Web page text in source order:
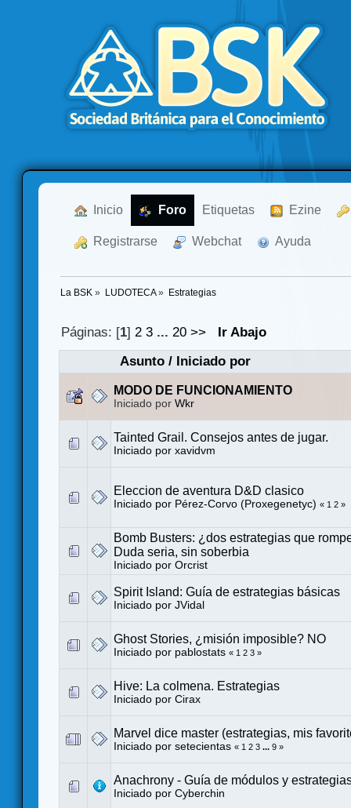
Inicio Foro Etiquetas Ezine
Registrarse Webchat Ayuda
La BSK » LUDOTECA» Estrategias
Páginas: [1]2 3 ...20 >>
Ir Abajo
Asunto/ Iniciado por
MODO DE FUNCIONAMIENTO
Iniciado por Wkr
Tainted Grail. Consejos antes de jugar.
Iniciado por xavidvm
Eleccion de aventura D&D clasico
Iniciado por Pérez-Corvo (Proxegenetyc) « 1 2 »
Bomb Busters: ¿dos estrategias que
Duda seria, sin soberbia
Iniciado por Orcrist
Spirit Island: Guía de estrategias básicas
Iniciado por JVidal
Ghost Stories, ¿misión imposible? NO
Iniciado por pablostats « 1 2 3 »
Hive: La colmena. Estrategias
Iniciado por Cirax
Marvel dice master (estrategias, mis
Iniciado por setecientas « 1 2 3 ... 9 »
Anachrony - Guía de módulos y
Iniciado por Cyberchin